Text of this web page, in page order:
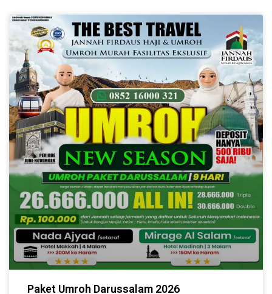
Paket Umroh Darussalam 2026